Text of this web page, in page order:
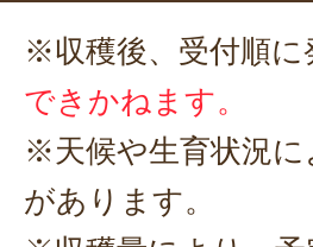
冷蔵庫で保存する
※収穫後、受付順に
できかねます。
※天候や生育状況に
があります。